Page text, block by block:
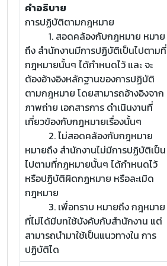
คำอธิบาย
การปฏิบัติตามกฎหมาย
1. สอดคล้องกับกฎหมาย หมาย
ถึง สำนักงานมีการปฏิบัติเป็นไปตามที่
กฎหมายนั้นๆ ได้กำหนดไว้ และ จะ
ต้องอ้างอิงหลักฐานของการปฏิบัติ
ตามกฎหมาย โดยสามารถอ้างอิงจาก
ภาพถ่าย เอกสารการ ดำเนินงานที่
เกี่ยวข้องกับกฎหมายเรื่องนั้นๆ
2. ไม่สอดคล้องกับกฎหมาย
หมายถึง สำนักงานไม่มีการปฏิบัติเป็น
ไปตามที่กฎหมายนั้นๆ ได้กำหนดไว้
หรือปฏิบัติผิดกฎหมาย หรือละเมิด
กฎหมาย
3. เพื่อทราบ หมายถึง กฎหมาย
ที่ไม่ได้มีบทใช้บังคับกับสำนักงาน แต่
สามารถนำมาใช้เป็นแนวทางใน การ
ปฏิบัติได